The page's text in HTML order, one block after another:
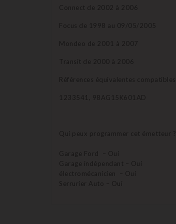
Connect de 2002 à 2006
Focus de 1998 au 09/05/2005
Mondeo de 2001 à 2007
Transit de 2000 à 2006
Références équivalentes compatibles :
1233541, 98AG15K601AD
Qui peux programmer cet émetteur ?
Garage Ford – Oui
Garage indépendant – Oui
électromécanicien – Oui
Serrurier Auto – Oui